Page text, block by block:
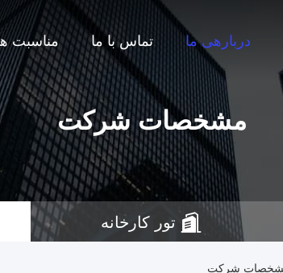
دربارهی ما تماس با ما مناسبت
مشخصات شرکت
تور کارخانه